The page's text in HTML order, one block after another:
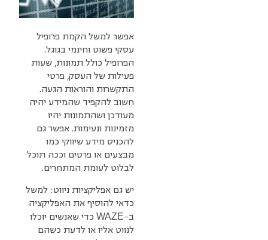
אפשר למשל הקמת פרופיל
עסקי פשוט וחינמי בגוגל.
הפרופיל כולל תמונות, שעות
פעילות של העסק, פרטי
התקשרות והוראות הגעה.
חשוב להקפיד שהמידע יהיה
מעודכן ושהתמונות יהיו
מזמינות ונעימות. אפשר גם
להכניס מידע שיווקי כמו
מבצעים או פרטים וככה תוכל
לבלוט לעומת המתחרים.
יש גם אפליקציות ניווט: למשל
כדאי להוסיף את האפליקציה
ב-WAZE כדי שאנשים יוכלו
לנווט אליו או לדעת כשהם